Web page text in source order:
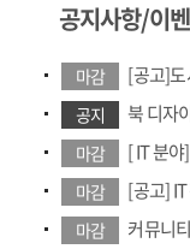
공지사항/이
마감 [공고]
공지
북 디자
마감
[ IT 분
마감
[공고]
마감
커뮤니